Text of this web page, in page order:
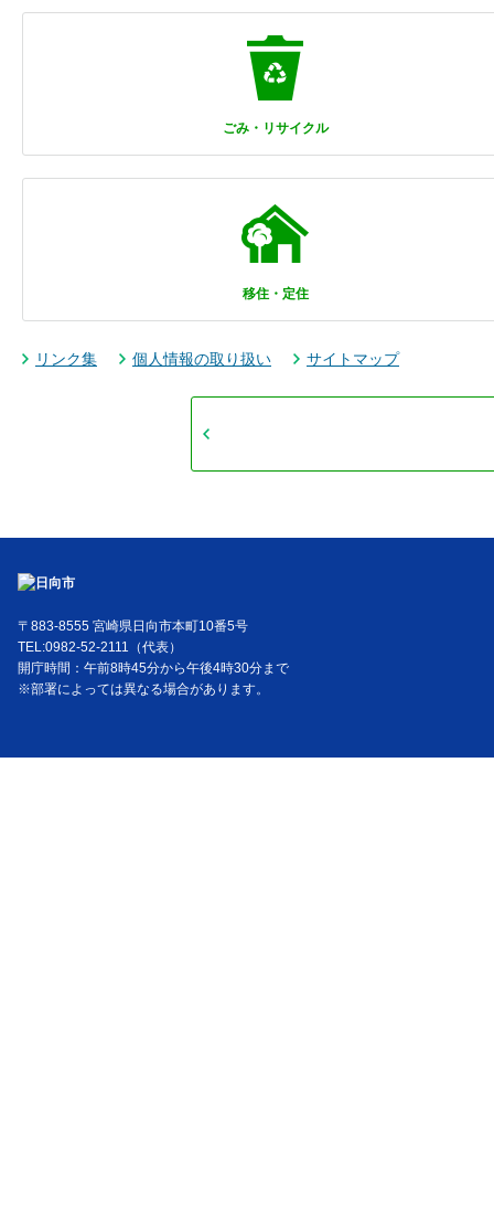
ごみ・リサイクル
移住・定住
リンク集 個人情報の取り扱い サイトマップ
〒883-8555 宮崎県日向市本町10番5号
TEL:0982-52-2111（代表）
開庁時間：午前8時45分から午後4時30分まで
※部署によっては異なる場合があります。